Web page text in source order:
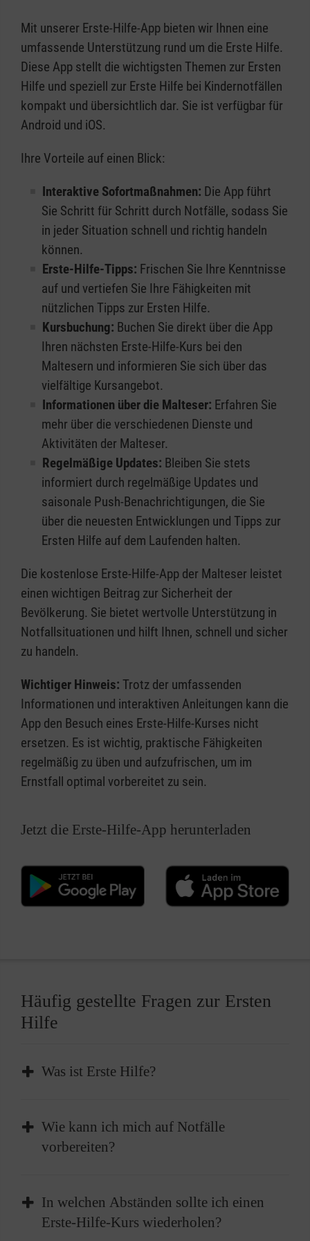
Mit unserer Erste-Hilfe-App bieten wir Ihnen eine
umfassende Unterstützung rund um die Erste Hilfe.
Diese App stellt die wichtigsten Themen zur Ersten
Hilfe und speziell zur Erste Hilfe bei Kindernotfällen
kompakt und übersichtlich dar. Sie ist verfügbar für
Android und iOS.
Ihre Vorteile auf einen Blick:
Interaktive Sofortmaßnahmen: Die App führt
Sie Schritt für Schritt durch Notfälle, sodass Sie
in jeder Situation schnell und richtig handeln
können.
Erste-Hilfe-Tipps: Frischen Sie Ihre Kenntnisse
auf und vertiefen Sie Ihre Fähigkeiten mit
nützlichen Tipps zur Ersten Hilfe.
Kursbuchung: Buchen Sie direkt über die App
Ihren nächsten Erste-Hilfe-Kurs bei den
Maltesern und informieren Sie sich über das
vielfältige Kursangebot.
Informationen über die Malteser: Erfahren Sie
mehr über die verschiedenen Dienste und
Aktivitäten der Malteser.
Regelmäßige Updates: Bleiben Sie stets
informiert durch regelmäßige Updates und
saisonale Push-Benachrichtigungen, die Sie
über die neuesten Entwicklungen und Tipps zur
Ersten Hilfe auf dem Laufenden halten.
Die kostenlose Erste-Hilfe-App der Malteser leistet
einen wichtigen Beitrag zur Sicherheit der
Bevölkerung. Sie bietet wertvolle Unterstützung in
Notfallsituationen und hilft Ihnen, schnell und sicher
zu handeln.
Wichtiger Hinweis: Trotz der umfassenden
Informationen und interaktiven Anleitungen kann die
App den Besuch eines Erste-Hilfe-Kurses nicht
ersetzen. Es ist wichtig, praktische Fähigkeiten
regelmäßig zu üben und aufzufrischen, um im
Ernstfall optimal vorbereitet zu sein.
Jetzt die Erste-Hilfe-App herunterladen
Häufig gestellte Fragen zur Ersten
Hilfe
Was ist Erste Hilfe?
Erste Hilfe ist die sofortige und
vorübergehende Hilfe, die bei plötzlichen
erhalten oder bis professionelle medizinische
Hilfe eintrifft.
Wie kann ich mich auf Notfälle
vorbereiten?
Absolvieren Sie einen Erste-Hilfe-Kurs und
frischen diesen im besten Fall alle zwei Jahre
In welchen Abständen sollte ich einen
Erste-Hilfe-Kurs wiederholen?